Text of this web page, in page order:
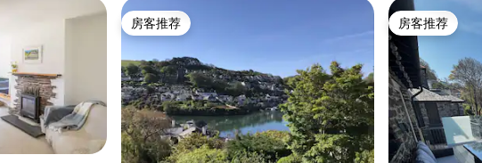
房客推荐
房客推荐 房客推荐
房客推荐